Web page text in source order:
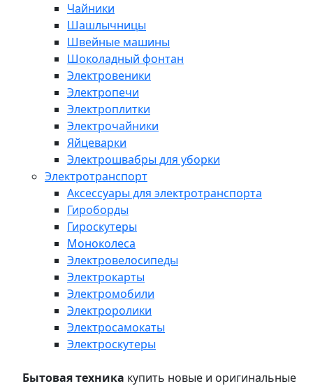
Чайники
Шашлычницы
Швейные машины
Шоколадный фонтан
Электровеники
Электропечи
Электроплитки
Электрочайники
Яйцеварки
Электрошвабры для уборки
Электротранспорт
Аксессуары для электротранспорта
Гироборды
Гироскутеры
Моноколеса
Электровелосипеды
Электрокарты
Электромобили
Электроролики
Электросамокаты
Электроскутеры
Бытовая техника купить новые и оригинальные